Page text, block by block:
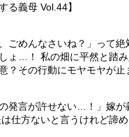
る義母 Vol.44】
、ごめんなさいね？」って
ょ…！ 私の畑に平然と踏
？その行動にモヤモヤが止
の発言が許せない…！」嫁が
仕方ないと言うけれど諦